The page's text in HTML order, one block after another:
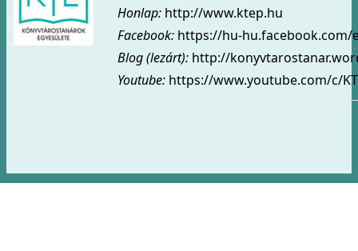
Honlap: http://www.ktep.hu
Facebook: https://hu-
Blog (lezárt): http://
Youtube: https://www.youtube.com/c/